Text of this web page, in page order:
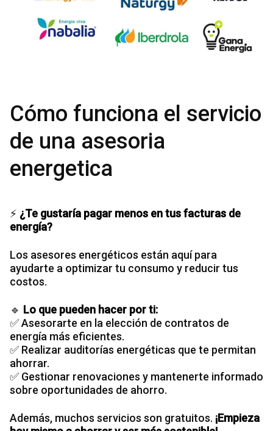
Cómo funciona el servicio
de una asesoria
energetica
⚡ ¿Te gustaría pagar menos en tus facturas de
energía?
Los asesores energéticos están aquí para
ayudarte a optimizar tu consumo y reducir tus
costos.
🔹 Lo que pueden hacer por ti:
✅ Asesorarte en la elección de contratos de
energía más eficientes.
✅ Realizar auditorías energéticas que te permitan
ahorrar.
✅ Gestionar renovaciones y mantenerte informado
sobre oportunidades de ahorro.
Además, muchos servicios son gratuitos. ¡Empieza